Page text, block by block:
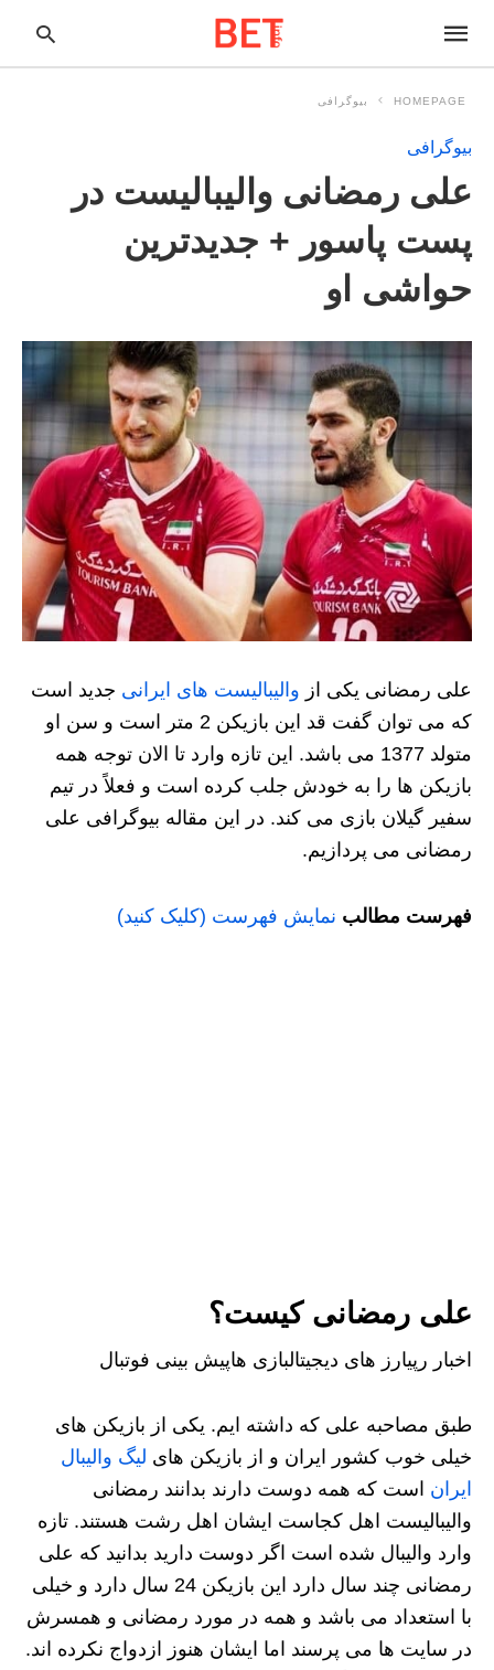
HOMEPAGE بیوگرافی
بیوگرافی
علی رمضانی والیبالیست در
پست پاسور + جدیدترین
حواشی او
علی رمضانی یکی از والیبالیست های ایرانی جدید است
که می توان گفت قد این بازیکن 2 متر است و سن او
متولد 1377 می باشد. این تازه وارد تا الان توجه همه
بازیکن ها را به خودش جلب کرده است و فعلاً در تیم
سفیر گیلان بازی می کند. در این مقاله بیوگرافی علی
رمضانی می پردازیم.
فهرست مطالب نمایش فهرست (کلیک کنید)
علی رمضانی کیست؟
اخبار رپیارز های دیجیتالبازی هاپیش بینی فوتبال
طبق مصاحبه علی که داشته ایم. یکی از بازیکن های
خیلی خوب کشور ایران و از بازیکن های لیگ والیبال
ایران است که همه دوست دارند بدانند رمضانی
والیبالیست اهل کجاست ایشان اهل رشت هستند. تازه
وارد والیبال شده است اگر دوست دارید بدانید که علی
رمضانی چند سال دارد این بازیکن 24 سال دارد و خیلی
با استعداد می باشد و همه در مورد رمضانی و همسرش
در سایت ها می پرسند اما ایشان هنوز ازدواج نکرده اند.